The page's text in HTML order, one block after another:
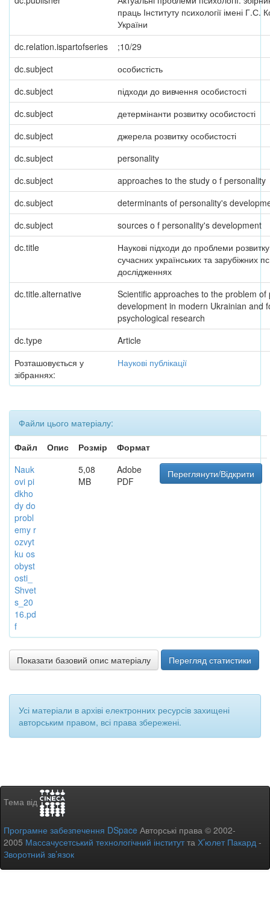
праць Інституту психології імені
України
dc.relation.ispartofseries
;10/29
dc.subject
особистість
dc.subject
підходи до вивчення особистості
dc.subject
детермінанти розвитку особистості
dc.subject
джерела розвитку особистості
dc.subject
personality
dc.subject
approaches to the study o f personality
dc.subject
determinants of personality's
dc.subject
sources o f personality's development
dc.title
Наукові підходи до проблеми
сучасних українських та зарубіжних
дослідженнях
dc.title.alternative
Scientific approaches to the problem of
development in modern Ukrainian and
psychological research
dc.type
Article
Розташовується у
зібраннях:
Наукові публікації
Файли цього матеріалу:
Файл
Опис Розмір
Формат
Nauk
ovi pi
dkho
dy do
probl
emy r
ozvyt
ku os
obyst
osti_
Shvet
s_20
16.pd
f
5,08
MB
Adobe
PDF
Переглянути/Відкрити
Показати базовий опис матеріалу Перегляд статистики
Усі матеріали в архіві електронних ресурсів захищені
авторським правом, всі права збережені.
Тема від
Програмне забезпечення DSpace Авторські права © 2002-
2005 Массачусетський технологічний інститутта Х’юлет Пакард -
Зворотний зв’язок